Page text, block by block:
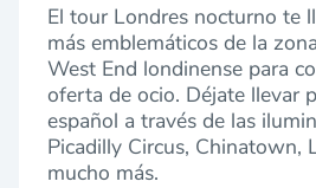
El tour Londres nocturno te
más emblemáticos de la
West End londinense para
oferta de ocio. Déjate llevar
español a través de las
Picadilly Circus, Chinatown,
mucho más.